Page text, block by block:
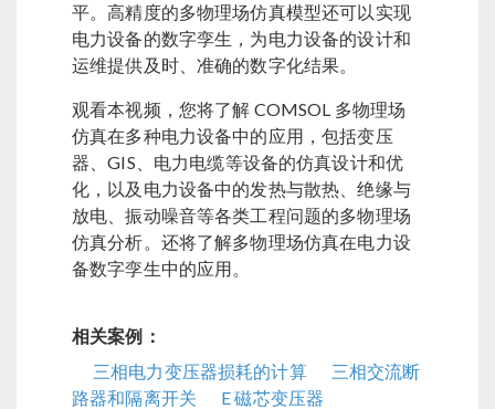
平。高精度的多物理场仿真模型还可以实现
电力设备的数字孪生，为电力设备的设计和
运维提供及时、准确的数字化结果。
观看本视频，您将了解 COMSOL 多物理场
仿真在多种电力设备中的应用，包括变压
器、GIS、电力电缆等设备的仿真设计和优
化，以及电力设备中的发热与散热、绝缘与
放电、振动噪音等各类工程问题的多物理场
仿真分析。还将了解多物理场仿真在电力设
备数字孪生中的应用。
相关案例：
三相电力变压器损耗的计算
三相交流断
路器和隔离开关
E 磁芯变压器